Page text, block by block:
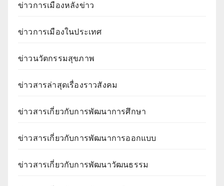
ข่าวการเมืองหลังข่าว
ข่าวการเมืองในประเทศ
ข่าวนวัตกรรมสุขภาพ
ข่าวสารล่าสุดเรื่องราวสังคม
ข่าวสารเกี่ยวกับการพัฒนาการศึกษา
ข่าวสารเกี่ยวกับการพัฒนาการออกแบบ
ข่าวสารเกี่ยวกับการพัฒนาวัฒนธรรม